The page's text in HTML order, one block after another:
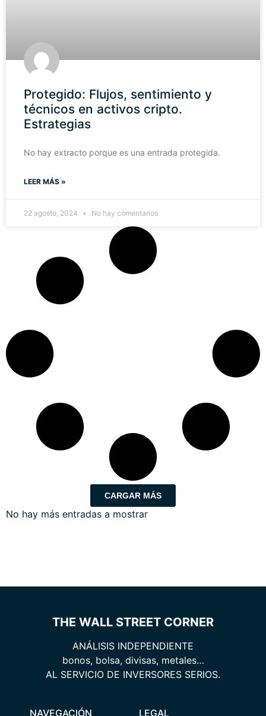
Protegido: Flujos, sentimiento y
técnicos en activos cripto.
Estrategias
No hay extracto porque es una entrada protegida.
LEER MÁS »
22 agosto, 2024 No hay comentarios
CARGAR MÁS
No hay más entradas a mostrar
THE WALL STREET CORNER
ANÁLISIS INDEPENDIENTE
bonos, bolsa, divisas, metales…
AL SERVICIO DE INVERSORES SERIOS.
NAVEGACIÓN LEGAL